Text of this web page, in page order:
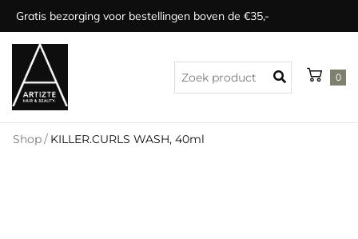
Gratis bezorging voor bestellingen boven de €35,-
0
Shop/ KILLER.CURLS WASH, 40ml